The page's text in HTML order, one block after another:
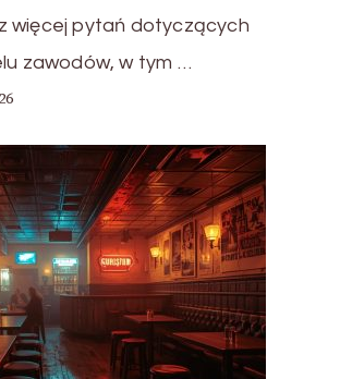
więcej pytań dotyczących
zawodów, w tym …